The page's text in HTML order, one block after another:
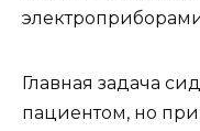
Главная задача
пациентом, но